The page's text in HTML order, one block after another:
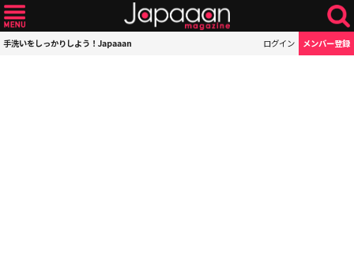
手洗いをしっかりしよう！Japaaan ログイン メンバー登録